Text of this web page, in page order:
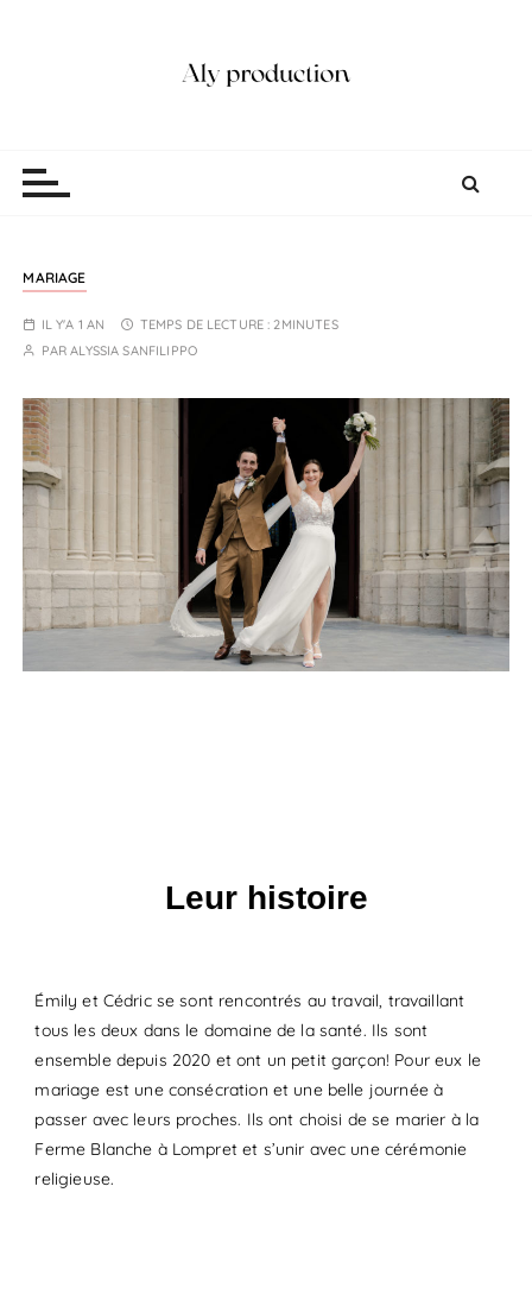
MARIAGE
IL Y'A 1 AN TEMPS DE LECTURE :2MINUTES
PARALYSSIA SANFILIPPO
Leur histoire
Émily et Cédric se sont rencontrés au travail, travaillant
tous les deux dans le domaine de la santé. Ils sont
ensemble depuis 2020 et ont un petit garçon! Pour eux le
mariage est une consécration et une belle journée à
passer avec leurs proches. Ils ont choisi de se marier à la
Ferme Blanche à Lompret et s’unir avec une cérémonie
religieuse.